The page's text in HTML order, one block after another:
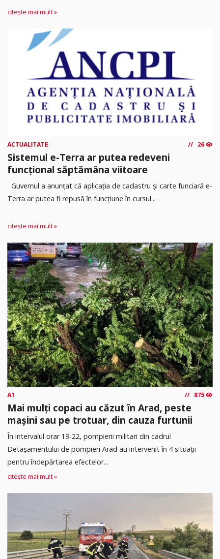
citește mai mult »
ACTUALITATE 26
Sistemul e-Terra ar putea redeveni
funcțional săptămâna viitoare
Guvernul a anunțat că aplicația de cadastru și carte funciară e-
Terra ar putea fi repusă în funcțiune în cursul...
citește mai mult »
A1 875
Mai mulți copaci au căzut în Arad, peste
mașini sau pe trotuar, din cauza furtunii
În intervalul orar 19-22, pompierii militari din cadrul
Detașamentului de pompieri Arad au intervenit în 4 situații
pentru îndepărtarea efectelor...
citește mai mult »